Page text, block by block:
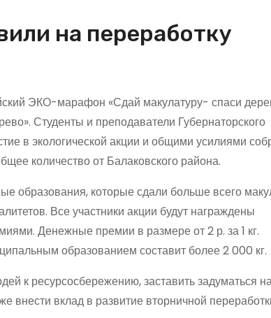
на переработку
ЭКО-марафон «Сдай макулатуру- спаси
Студенты и преподаватели Губернаторского
в экологической акции и общими усилиями
количество от Балаковского района.
образования, которые сдали больше всего
Все участники акции будут награждены
Денежные премии в размере от 2 р. за 1 кг.
образованием составит более 2 000 кг.
к ресурсосбережению, заставить задуматься
внести вклад в развитие вторничной